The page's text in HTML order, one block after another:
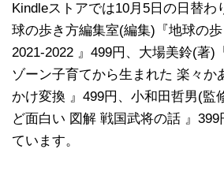
Kindleストアでは10月5日の日替わ
球の歩き方編集室(編集)『地球の
2021-2022 』499円、大場美鈴(著)
ゾーン子育てから生まれた 楽々か
かけ変換 』499円、小和田哲男(監
ど面白い 図解 戦国武将の話 』
ています。